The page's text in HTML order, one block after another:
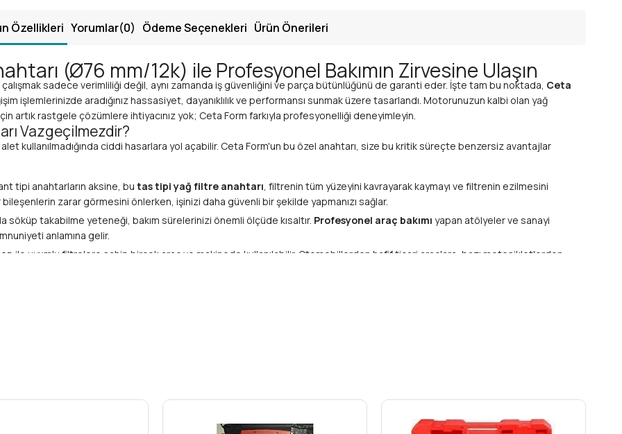
Özellikleri Yorumlar(0) Ödeme Seçenekleri Ürün Önerileri
(Ø76 mm/12k) ile Profesyonel Bakımın Zirvesine Ulaşın
sadece verimliliği değil, aynı zamanda iş güvenliğini ve parça bütünlüğünü de garanti eder. İşte tam bu noktada, Ceta
işlemlerinizde aradığınız hassasiyet, dayanıklılık ve performansı sunmak üzere tasarlandı. Motorunuzun kalbi olan yağ
artık rastgele çözümlere ihtiyacınız yok; Ceta Form farkıyla profesyonelliği deneyimleyin.
Vazgeçilmezdir?
kullanılmadığında ciddi hasarlara yol açabilir. Ceta Form'un bu özel anahtarı, size bu kritik süreçte benzersiz avantajlar
tipi anahtarların aksine, bu tas tipi yağ filtre anahtarı, filtrenin tüm yüzeyini kavrayarak kaymayı ve filtrenin ezilmesini
zarar görmesini önlerken, işinizi daha güvenli bir şekilde yapmanızı sağlar.
söküp takabilme yeteneği, bakım sürelerinizi önemli ölçüde kısaltır. Profesyonel araç bakımı yapan atölyeler ve sanayi
anlamına gelir.
ile uyumlu filtrelere sahip birçok araç ve makinede kullanılabilir. Otomobillerden hafif ticari araçlara, bazı motosikletlerden
filtreye kolayca erişim ve yüksek tork uygulama imkanı tanır.